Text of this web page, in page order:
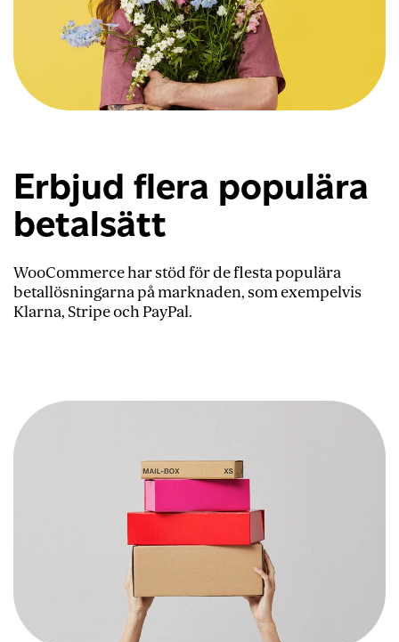
Erbjud flera populära
betalsätt
WooCommerce har stöd för de flesta populära
betallösningarna på marknaden, som exempelvis
Klarna, Stripe och PayPal.